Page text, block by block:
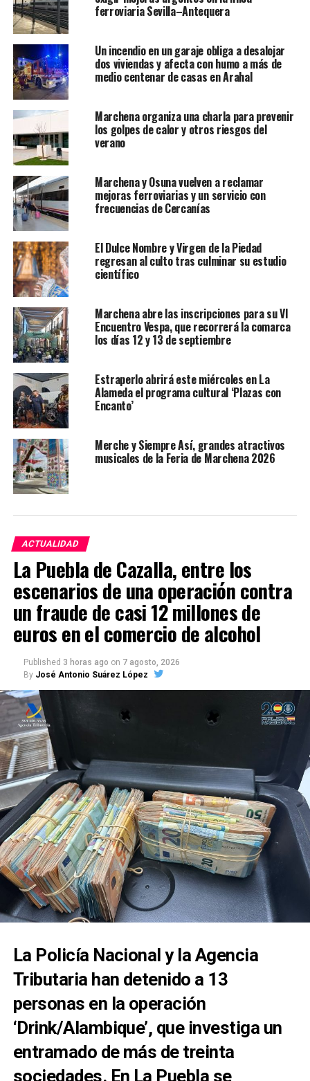
ferroviaria Sevilla–Antequera
Un incendio en un garaje obliga a desalojar
dos viviendas y afecta con humo a más de
medio centenar de casas en Arahal
Marchena organiza una charla para prevenir
los golpes de calor y otros riesgos del
verano
Marchena y Osuna vuelven a reclamar
mejoras ferroviarias y un servicio con
frecuencias de Cercanías
El Dulce Nombre y Virgen de la Piedad
regresan al culto tras culminar su estudio
científico
Marchena abre las inscripciones para su VI
Encuentro Vespa, que recorrerá la comarca
los días 12 y 13 de septiembre
Estraperlo abrirá este miércoles en La
Alameda el programa cultural ‘Plazas con
Encanto’
Merche y Siempre Así, grandes atractivos
musicales de la Feria de Marchena 2026
ACTUALIDAD
La Puebla de Cazalla, entre los
escenarios de una operación contra
un fraude de casi 12 millones de
euros en el comercio de alcohol
Published 3 horas ago on 7 agosto, 2026
By José Antonio Suárez López
La Policía Nacional y la Agencia
Tributaria han detenido a 13
personas en la operación
‘Drink/Alambique’, que investiga un
entramado de más de treinta
sociedades. En La Puebla se